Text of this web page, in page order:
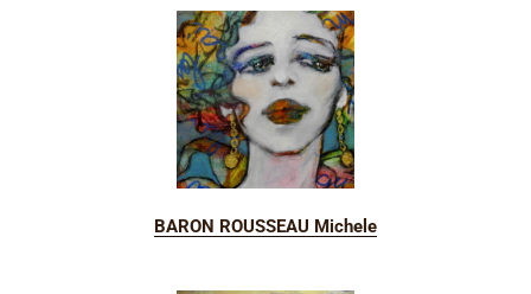
BARON ROUSSEAU Michele